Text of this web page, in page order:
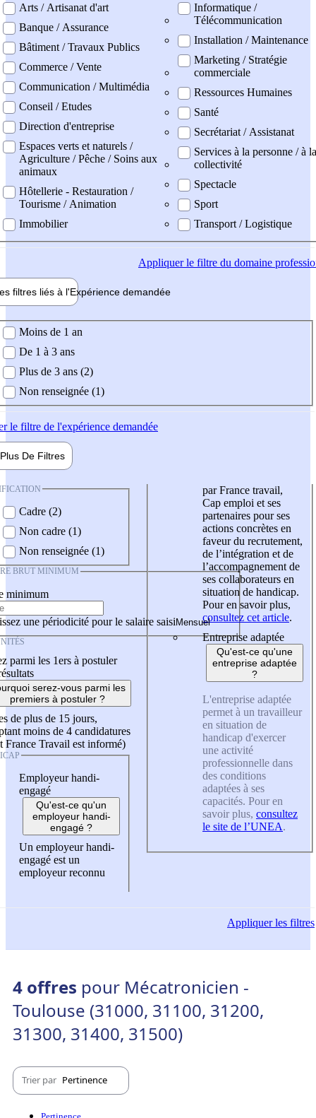
Arts / Artisanat d'art
Banque / Assurance
Bâtiment / Travaux Publics
Commerce / Vente
Communication / Multimédia
Conseil / Etudes
Direction d'entreprise
Espaces verts et naturels /
Agriculture / Pêche / Soins aux
animaux
Hôtellerie - Restauration /
Tourisme / Animation
Immobilier
Informatique /
Télécommunication
Installation / Maintenance
Marketing / Stratégie
commerciale
Ressources Humaines
Santé
Secrétariat / Assistanat
Services à la personne / à la
collectivité
Spectacle
Sport
Transport / Logistique
Appliquerle filtre du domaine
filtres liés à l'Expérience demandée
demandée
Moins de 1 an
De 1 à 3 ans
Plus de 3 ans (2)
Non renseignée (1)
le filtre de l'expérience demandée
Plus De Filtres
Cadre (2)
Non cadre (1)
Non renseignée (1)
BRUT MINIMUM
minimum
une périodicité pour le salaire saisi
parmi les 1ers à postuler
serez-vous parmi les
premiers à postuler ?
de plus de 15 jours,
moins de 4 candidatures
France Travail est informé)
Employeur handi-
engagé
Qu'est-ce qu'un
employeur handi-
engagé ?
Un employeur handi-
engagé est un
employeur reconnu
par France travail,
Cap emploi et ses
partenaires pour ses
actions concrètes en
faveur du recrutement,
de l’intégration et de
l’accompagnement de
ses collaborateurs en
situation de handicap.
Pour en savoir plus,
consultez cet article.
Entreprise adaptée
Qu'est-ce qu'une
entreprise adaptée
?
L'entreprise adaptée
permet à un travailleur
en situation de
handicap d'exercer
une activité
professionnelle dans
des conditions
adaptées à ses
capacités. Pour en
savoir plus, consultez
le site de l’UNEA.
Appliquerles filtres
4 offres pour Mécatronicien -
Toulouse (31000, 31100, 31200,
31300, 31400, 31500)
Trier par Pertinence